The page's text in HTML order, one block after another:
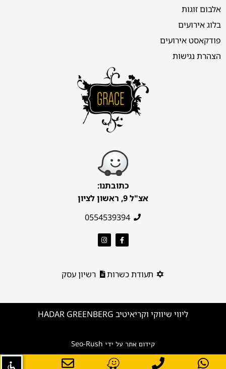
אלבום זוגות
בלוג אירועים
פודקאסט אירועים
הצהרת נגישות
כתובתנו:
אצ"ל 9, ראשון לציון
0554539394
תעודת כשרות רשיון עסק
ליווי שיווקי וקריאיטיב HADAR GREENBERG
קידום אתר על ידי Seo-Rush